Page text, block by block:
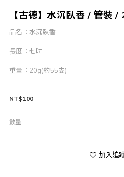
【古德】水沉臥香 / 管裝
品名：水沉臥香
長度：七吋
重量：20g(約55支)
NT$100
數量
加入追